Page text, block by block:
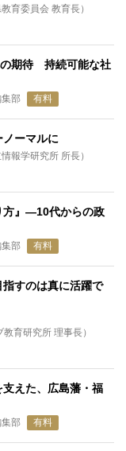
育委員会 教育長）
期待 持続可能な社
集部 有料
ーマルに
報学研究所 所長）
方』―10代からの政
集部 有料
すのは真に活躍で
育研究所 理事長）
えた、広島藩・福
集部 有料